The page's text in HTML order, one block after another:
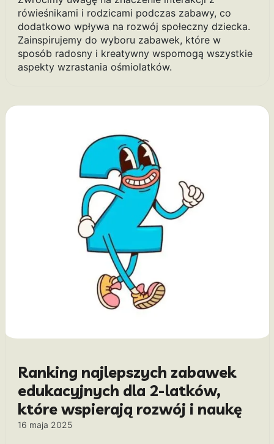
rówieśnikami i rodzicami podczas zabawy, co
dodatkowo wpływa na rozwój społeczny dziecka.
Zainspirujemy do wyboru zabawek, które w
sposób radosny i kreatywny wspomogą wszystkie
aspekty wzrastania ośmiolatków.
Ranking najlepszych zabawek
edukacyjnych dla 2-latków,
które wspierają rozwój i naukę
16 maja 2025